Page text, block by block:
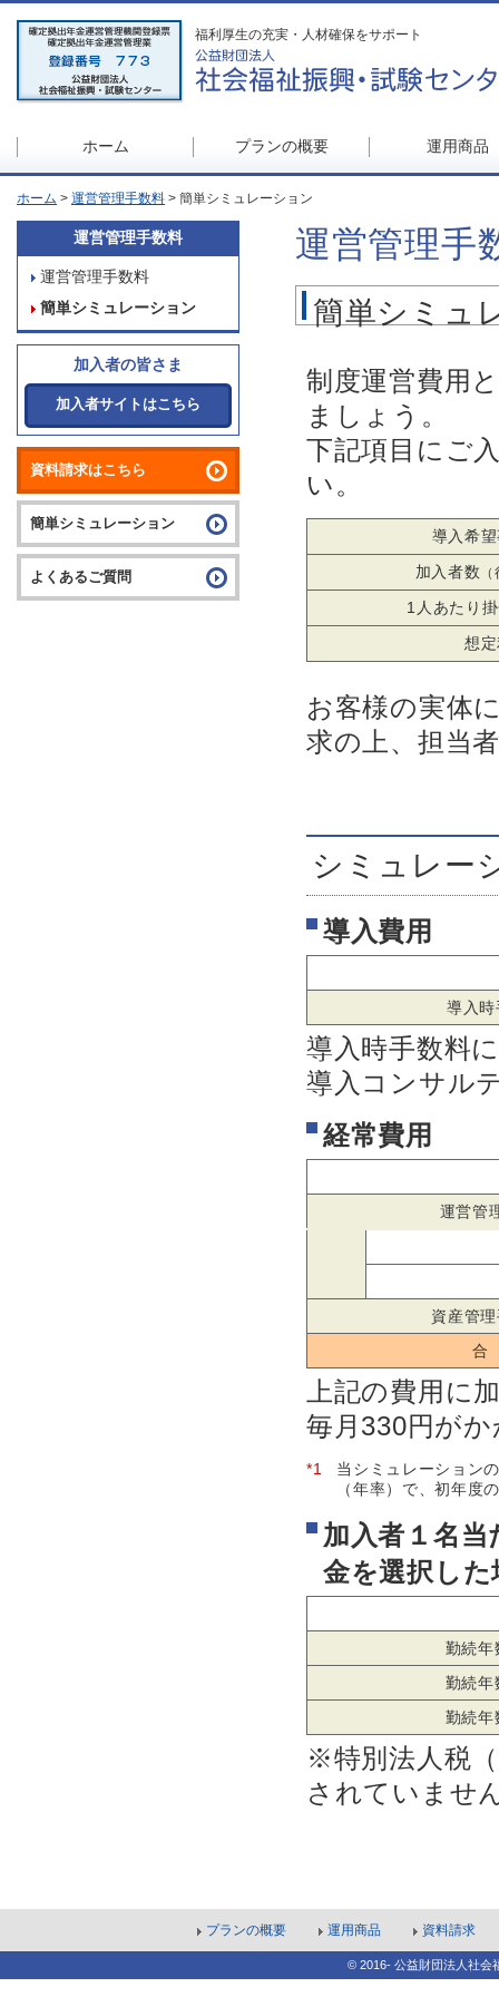
福利厚生の充実・人材確保をサポート
ホーム プランの概要 運用商品
ホーム > 運営管理手数料 > 簡単シミュレーション
運営管理手
簡単シミュ
制度運営費用
ましょう。
下記項目にご
い。
導入希
加入者数
1人あたり
想
お客様の実体
求の上、担当
シミュレー
導入費用
導入
導入時手数料
導入コンサル
経常費用
運営管
資産管
合
上記の費用に
毎月330円が
*1
当シミュレーション
（年率）で、初年度
加入者１名
金を選択した
勤続年
勤続年
勤続年
※特別法人税
されていませ
運営管理手数料
運営管理手数料
簡単シミュレーション
加入者の皆さま
加入者サイトはこちら
資料請求はこちら
簡単シミュレーション
よくあるご質問
プランの概要 運用商品 資料請求
© 2016- 公益財団法人社会